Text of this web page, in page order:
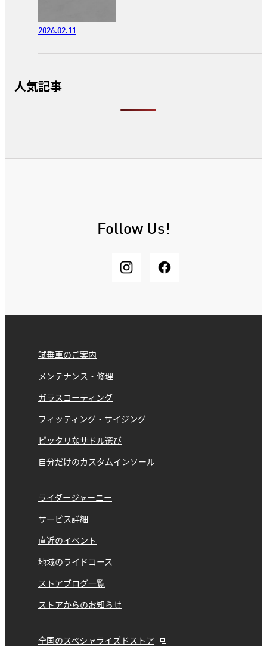
2026.02.11
人気記事
Follow Us!
試乗車のご案内
メンテナンス・修理
ガラスコーティング
フィッティング・サイジング
ピッタリなサドル選び
自分だけのカスタムインソール
ライダージャーニー
サービス詳細
直近のイベント
地域のライドコース
ストアブログ一覧
ストアからのお知らせ
全国のスペシャライズドストア